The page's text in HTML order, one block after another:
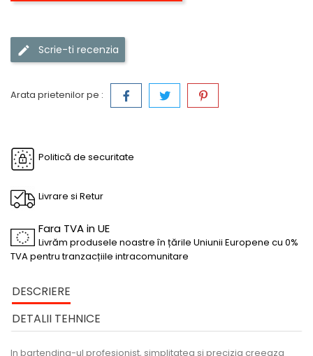
Scrie-ti recenzia
Arata prietenilor pe :
Politică de securitate
Livrare si Retur
Fara TVA in UE
Livrăm produsele noastre în țările Uniunii Europene cu 0%
TVA pentru tranzacțiile intracomunitare
DESCRIERE
DETALII TEHNICE
In bartending-ul profesionist, simplitatea si precizia creeaza